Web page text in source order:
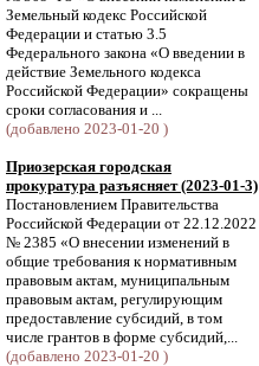
Земельный кодекс Российской
Федерации и статью 3.5
Федерального закона «О введении в
действие Земельного кодекса
Российской Федерации» сокращены
сроки согласования и ...
(добавлено 2023-01-20 )
Приозерская городская
прокуратура разъясняет (2023-01-3)
Постановлением Правительства
Российской Федерации от 22.12.2022
№ 2385 «О внесении изменений в
общие требования к нормативным
правовым актам, муниципальным
правовым актам, регулирующим
предоставление субсидий, в том
числе грантов в форме субсидий,...
(добавлено 2023-01-20 )